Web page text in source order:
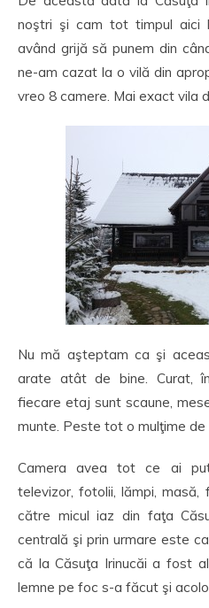
noştri şi cam tot timpul aici
având grijă să punem din
ne-am cazat la o vilă din
vreo 8 camere. Mai exact vila
Nu mă aşteptam ca şi
arate atât de bine. Curat,
fiecare etaj sunt scaune,
munte. Peste tot o mulţime de
Camera avea tot ce ai
televizor, fotolii, lămpi, masă,
către micul iaz din faţa
centrală şi prin urmare este
că la Căsuţa Irinucăi a fost
lemne pe foc s-a făcut şi